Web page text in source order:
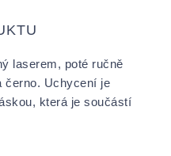
laserem, poté ručně
černo. Uchycení je
která je součástí